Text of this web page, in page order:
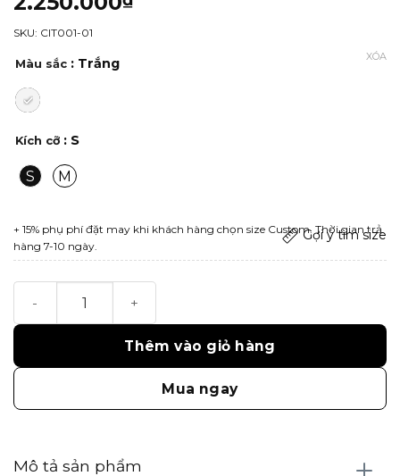
SKU: CIT001-01
Màu sắc : Trắng
Kích cỡ : S
S M
XÓA
+ 15% phụ phí đặt may khi khách hàng chọn size Custom. Thời gian trả
hàng 7-10 ngày.
Gợi ý tìm size
Thêm vào giỏ hàng
Mua ngay
Mô tả sản phẩm